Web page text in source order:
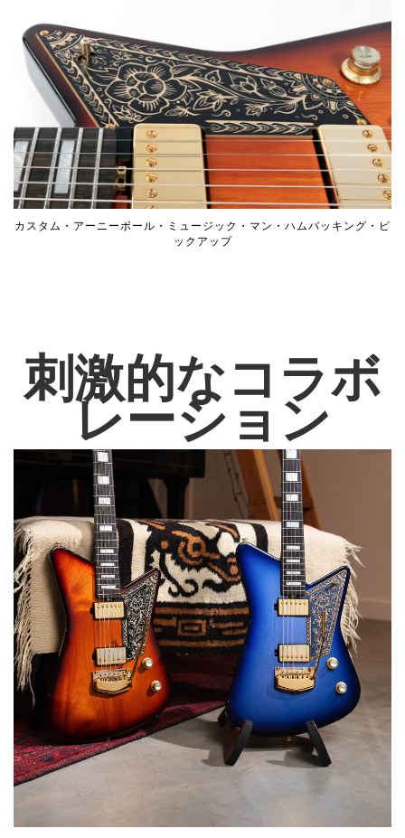
カスタム・アーニーボール・ミュージック・マン・ハムバッキング・ピ
ックアップ
刺激的なコラボ
レーション